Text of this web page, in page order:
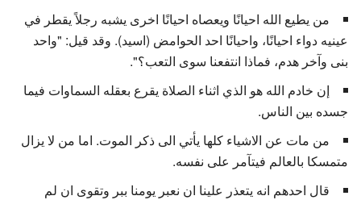
من يطيع الله احيانًا ويعصاه احيانًا اخرى يشبه رجلاً يقطر في
عينيه دواء احيانًا، واحيانًا احد الحوامض (اسيد). وقد قيل: "واحد
بنى وآخر هدم، فماذا انتفعنا سوى التعب؟".
إن خادم الله هو الذي اثناء الصلاة يقرع بعقله السماوات فيما
جسده بين الناس.
من مات عن الاشياء كلها يأتي الى ذكر الموت. اما من لا يزال
متمسكا بالعالم فيتآمر على نفسه.
قال احدهم انه يتعذر علينا ان نعبر يومنا ببر وتقوى ان لم